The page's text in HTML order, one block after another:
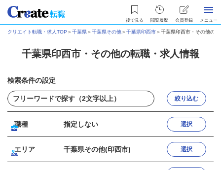
後で見る 閲覧履歴 会員登録 メニュー
クリエイト転職・求人TOP ＞千葉県＞千葉県その他＞千葉県印西市＞千葉県印西市・その他の
千葉県印西市・その他の転職・求人情報
検索条件の設定
絞り込む
職種 指定しない 選択
エリア 千葉県その他(印西市) 選択